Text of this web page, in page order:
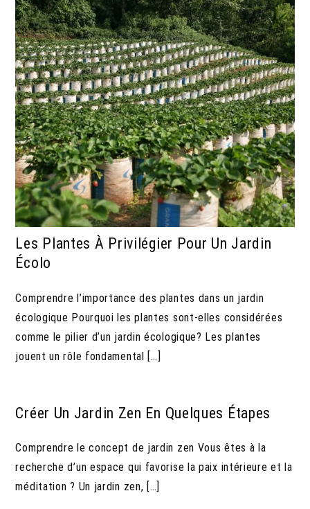
Les Plantes À Privilégier Pour Un Jardin
Écolo
Comprendre l’importance des plantes dans un jardin
écologique Pourquoi les plantes sont-elles considérées
comme le pilier d’un jardin écologique? Les plantes
jouent un rôle fondamental […]
Créer Un Jardin Zen En Quelques Étapes
Comprendre le concept de jardin zen Vous êtes à la
recherche d’un espace qui favorise la paix intérieure et la
méditation ? Un jardin zen, […]